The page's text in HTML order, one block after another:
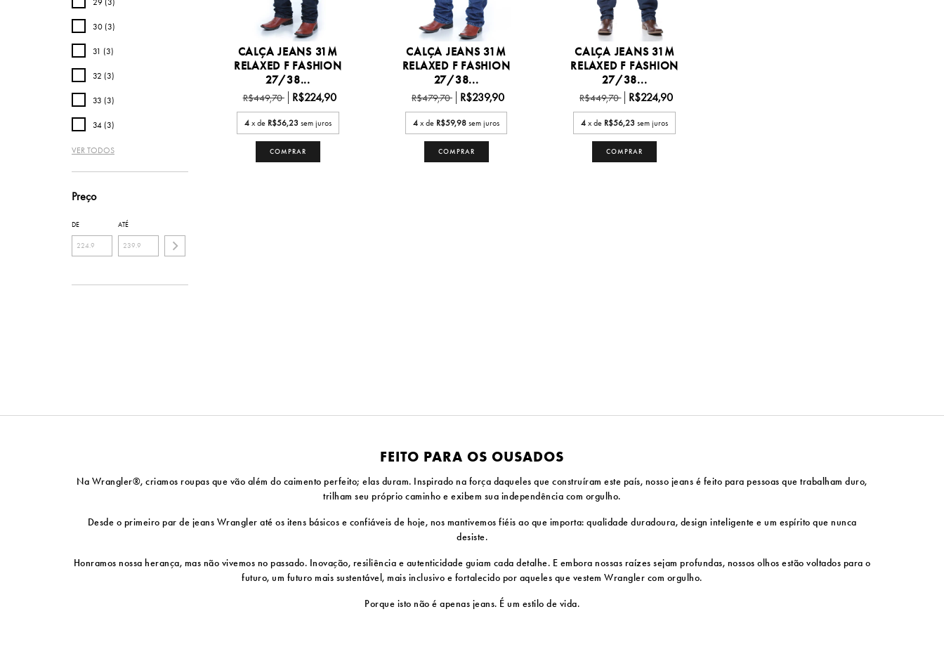
30 (3)
31 (3)
32 (3)
33 (3)
34 (3)
VER TODOS
Preço
DE ATÉ
CALÇA JEANS 31M
RELAXED F FASHION
27/38...
R$449,70 R$224,90
4 x de R$56,23 sem juros
COMPRAR
CALÇA JEANS 31M
RELAXED F FASHION
27/38...
R$479,70 R$239,90
4x de R$59,98sem juros
COMPRAR
CALÇA JEANS 31M
RELAXED F FASHION
27/38...
R$449,70 R$224,90
4 x de R$56,23 sem juros
COMPRAR
FEITO PARA OS OUSADOS
Na Wrangler®, criamos roupas que vão além do caimento perfeito; elas duram. Inspirado na força daqueles que construíram este país, nosso jeans é feito para pessoas que trabalham duro,
trilham seu próprio caminho e exibem sua independência com orgulho.
Desde o primeiro par de jeans Wrangler até os itens básicos e confiáveis ​​de hoje, nos mantivemos fiéis ao que importa: qualidade duradoura, design inteligente e um espírito que nunca
desiste.
Honramos nossa herança, mas não vivemos no passado. Inovação, resiliência e autenticidade guiam cada detalhe. E embora nossas raízes sejam profundas, nossos olhos estão voltados para o
futuro, um futuro mais sustentável, mais inclusivo e fortalecido por aqueles que vestem Wrangler com orgulho.
Porque isto não é apenas jeans. É um estilo de vida.